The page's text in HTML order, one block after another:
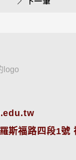
斯福路四段1號